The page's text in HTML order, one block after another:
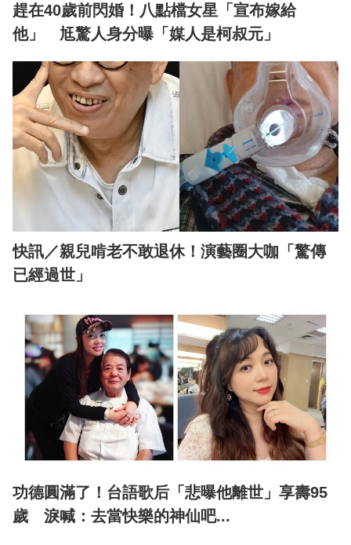
趕在40歲前閃婚！八點檔女星「宣布嫁給
他」 尪驚人身分曝「媒人是柯叔元」
快訊／親兒啃老不敢退休！演藝圈大咖「驚傳
已經過世」
功德圓滿了！台語歌后「悲曝他離世」享壽95
歲 淚喊：去當快樂的神仙吧...